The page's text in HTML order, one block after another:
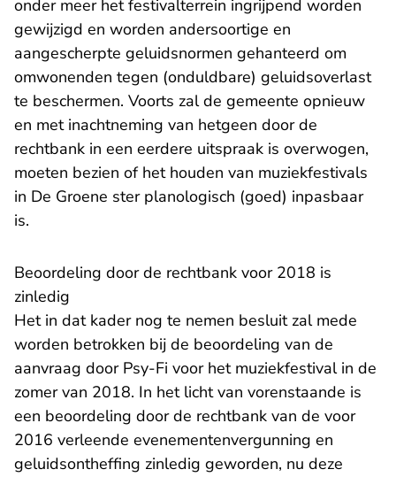
onder meer het festivalterrein ingrijpend worden
gewijzigd en worden andersoortige en
aangescherpte geluidsnormen gehanteerd om
omwonenden tegen (onduldbare) geluidsoverlast
te beschermen. Voorts zal de gemeente opnieuw
en met inachtneming van hetgeen door de
rechtbank in een eerdere uitspraak is overwogen,
moeten bezien of het houden van muziekfestivals
in De Groene ster planologisch (goed) inpasbaar
is.
Beoordeling door de rechtbank voor 2018 is
zinledig
Het in dat kader nog te nemen besluit zal mede
worden betrokken bij de beoordeling van de
aanvraag door Psy-Fi voor het muziekfestival in de
zomer van 2018. In het licht van vorenstaande is
een beoordeling door de rechtbank van de voor
2016 verleende evenementenvergunning en
geluidsontheffing zinledig geworden, nu deze